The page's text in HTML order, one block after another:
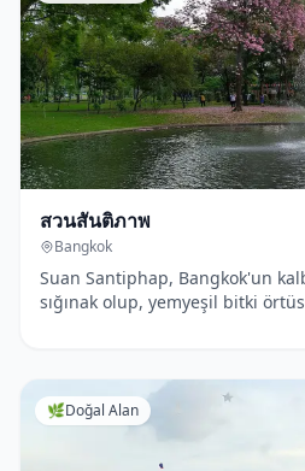
สวนสันติภาพ
Bangkok
Suan Santiphap, Bangkok'un
sığınak olup, yemyeşil bitki
🌿Doğal Alan